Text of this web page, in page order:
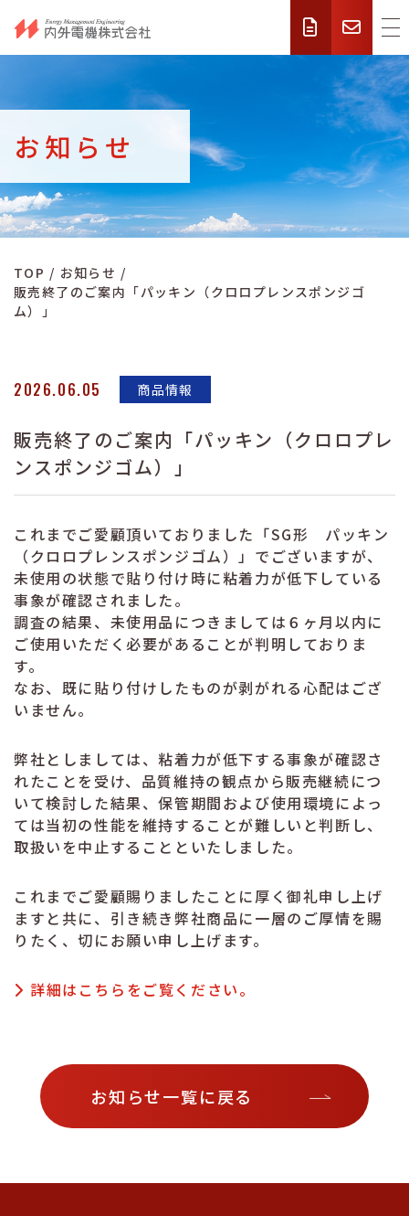
お知らせ
TOP
お知らせ
販売終了のご案内「パッキン（クロロプレンスポンジゴ
ム）」
2026.06.05 商品情報
販売終了のご案内「パッキン（クロロプレ
ンスポンジゴム）」
これまでご愛顧頂いておりました「SG形 パッキン
（クロロプレンスポンジゴム）」でございますが、
未使用の状態で貼り付け時に粘着力が低下している
事象が確認されました。
調査の結果、未使用品につきましては６ヶ月以内に
ご使用いただく必要があることが判明しておりま
す。
なお、既に貼り付けしたものが剥がれる心配はござ
いません。
弊社としましては、粘着力が低下する事象が確認さ
れたことを受け、品質維持の観点から販売継続につ
いて検討した結果、保管期間および使用環境によっ
ては当初の性能を維持することが難しいと判断し、
取扱いを中止することといたしました。
これまでご愛顧賜りましたことに厚く御礼申し上げ
ますと共に、引き続き弊社商品に一層のご厚情を賜
りたく、切にお願い申し上げます。
詳細はこちらをご覧ください。
お知らせ一覧に戻る